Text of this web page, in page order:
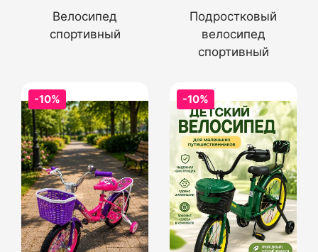
Велосипед
спортивный
Подростковый
велосипед
спортивный
-10% -10%